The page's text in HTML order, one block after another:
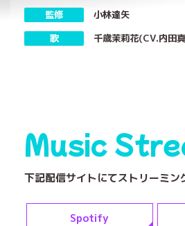
監修
小林達矢
歌
千歳茉莉花(CV.内田
Music
下記配信サイトにてストリーミン
Spotify